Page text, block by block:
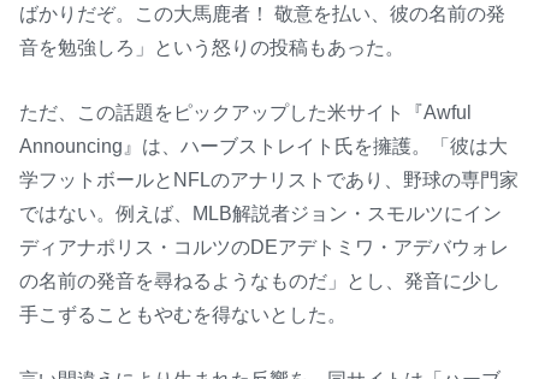
ばかりだぞ。この大馬鹿者！ 敬意を払い、彼の名前の発
音を勉強しろ」という怒りの投稿もあった。
ただ、この話題をピックアップした米サイト『Awful
Announcing』は、ハーブストレイト氏を擁護。「彼は大
学フットボールとNFLのアナリストであり、野球の専門家
ではない。例えば、MLB解説者ジョン・スモルツにイン
ディアナポリス・コルツのDEアデトミワ・アデバウォレ
の名前の発音を尋ねるようなものだ」とし、発音に少し
手こずることもやむを得ないとした。